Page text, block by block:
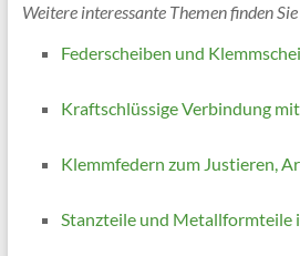
Weitere interessante Themen finden
Federscheiben und
Kraftschlüssige Verbindung
Klemmfedern zum Justieren,
Stanzteile und Metallformteile